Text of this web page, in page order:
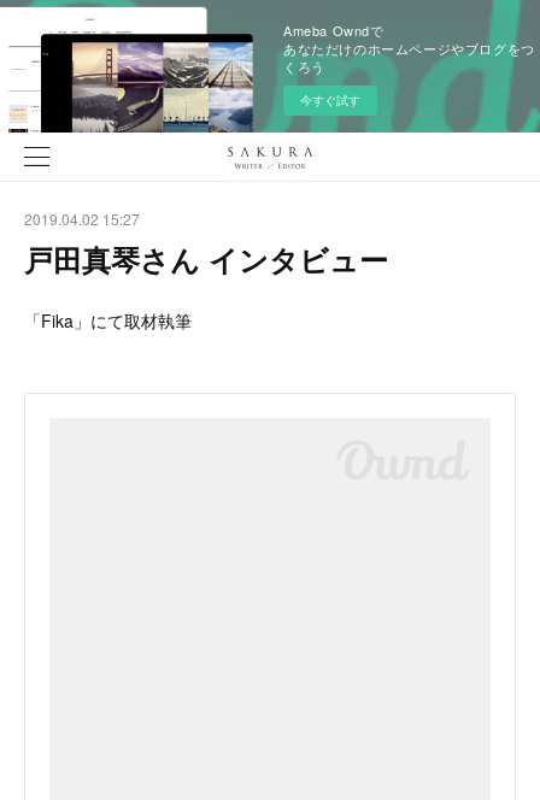
Ameba Owndで
あなただけのホームページやブログをつ
くろう
今すぐ試す
2019.04.02 15:27
戸田真琴さん インタビュー
「Fika」にて取材執筆